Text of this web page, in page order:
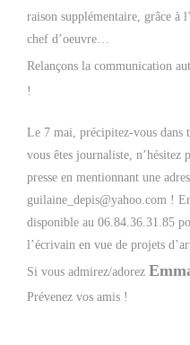
raison supplémentaire, grâce à
chef d’oeuvre…
Relançons la communication
!
Le 7 mai, précipitez-vous dans
vous êtes journaliste, n’hésitez
presse en mentionnant une
guilaine_depis@yahoo.com !
disponible au 06.84.36.31.85
l’écrivain en vue de projets
Si vous admirez/adorez
Prévenez vos amis !